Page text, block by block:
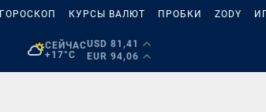
ГОРОСКОП КУРСЫ ВАЛЮТ ПРОБКИ ZODY
СЕЙЧАС
+17°C
USD 81,41
EUR 94,06